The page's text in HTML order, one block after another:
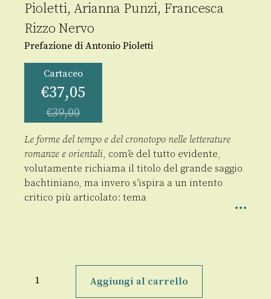
Pioletti, Arianna Punzi, Francesca
Rizzo Nervo
Prefazione di Antonio Pioletti
Cartaceo
€37,05
€39,00
Le forme del tempo e del cronotopo nelle letterature
romanze e orientali, com’è del tutto evidente,
volutamente richiama il titolo del grande saggio
bachtiniano, ma invero s’ispira a un intento
critico più articolato: tema
del
Aggiungi al carrello